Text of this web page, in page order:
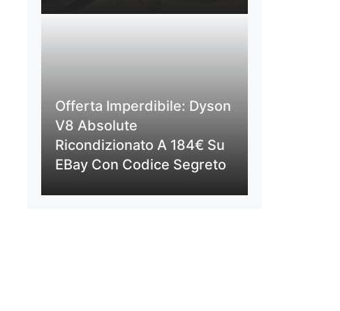
Offerta Imperdibile: Dyson
V8 Absolute
Ricondizionato A 184€ Su
EBay Con Codice Segreto